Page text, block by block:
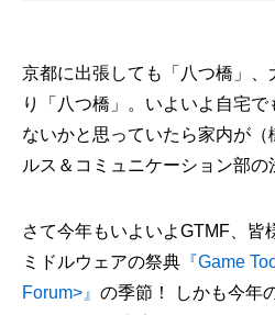
京都に出張しても「八つ橋」
り「八つ橋」。いよいよ自宅
ないかと思っていたら家内が
ルス＆コミュニケーション部の
さて今年もいよいよGTMF、皆
ミドルウェアの祭典 『Game
Forum>』 の季節！ しかも今年